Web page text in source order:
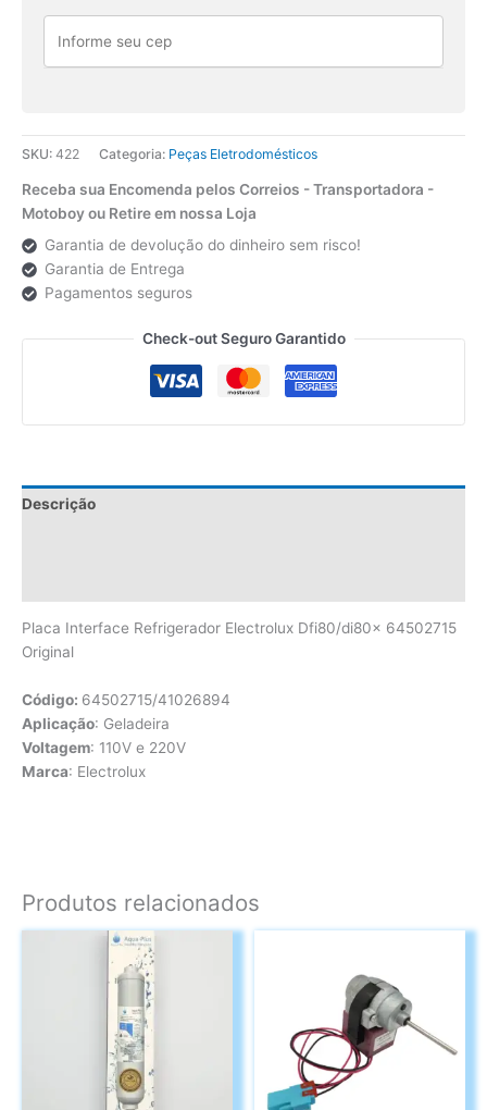
quantidade
SKU: 422 Categoria: Peças Eletrodomésticos
Receba sua Encomenda pelos Correios - Transportadora -
Motoboy ou Retire em nossa Loja
Garantia de devolução do dinheiro sem risco!
Garantia de Entrega
Pagamentos seguros
Check-out Seguro Garantido
Descrição
Placa Interface Refrigerador Electrolux Dfi80/di80x 64502715
Original
Código: 64502715/41026894
Aplicação: Geladeira
Voltagem: 110V e 220V
Marca: Electrolux
Produtos relacionados